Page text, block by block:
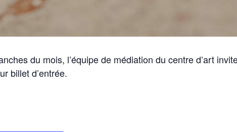
du mois, l’équipe de médiation du centre d’art
billet d’entrée.